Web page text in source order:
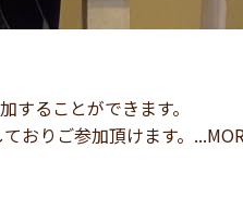
することができます。
おりご参加頂けます。